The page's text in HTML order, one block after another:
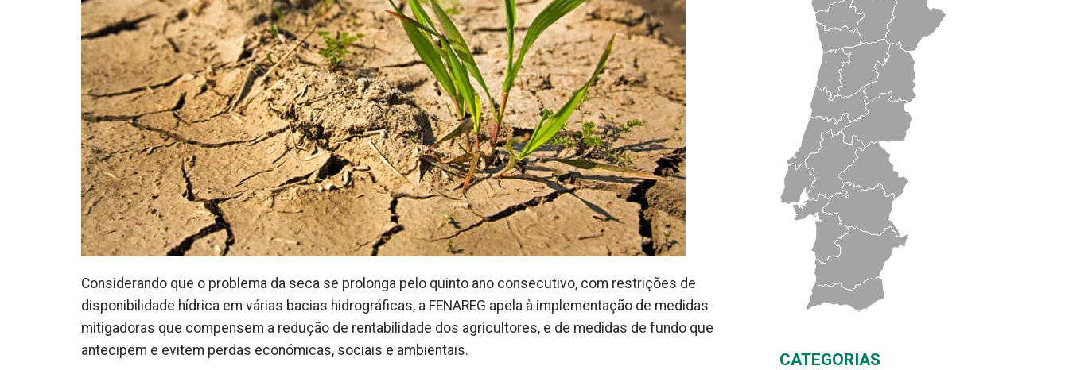
Considerando que o problema da seca se prolonga pelo quinto ano consecutivo, com restrições de
disponibilidade hídrica em várias bacias hidrográficas, a FENAREG apela à implementação de medidas
mitigadoras que compensem a redução de rentabilidade dos agricultores, e de medidas de fundo que
antecipem e evitem perdas económicas, sociais e ambientais.
CATEGORIAS